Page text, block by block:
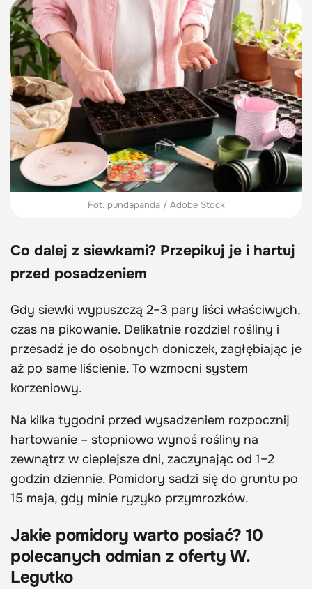
Fot. pundapanda / Adobe Stock
Co dalej z siewkami? Przepikuj je i hartuj
przed posadzeniem
Gdy siewki wypuszczą 2–3 pary liści właściwych,
czas na pikowanie. Delikatnie rozdziel rośliny i
przesadź je do osobnych doniczek, zagłębiając je
aż po same liścienie. To wzmocni system
korzeniowy.
Na kilka tygodni przed wysadzeniem rozpocznij
hartowanie – stopniowo wynoś rośliny na
zewnątrz w cieplejsze dni, zaczynając od 1–2
godzin dziennie. Pomidory sadzi się do gruntu po
15 maja, gdy minie ryzyko przymrozków.
Jakie pomidory warto posiać? 10
polecanych odmian z oferty W.
Legutko